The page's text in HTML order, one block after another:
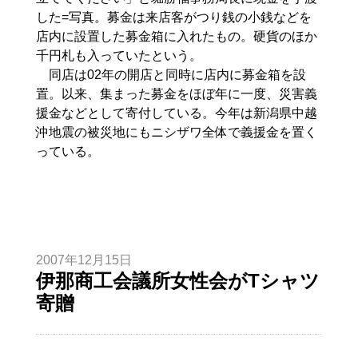
した=写真。募金は来店客がつり銭の小銭などを
店内に設置した募金箱に入れたもの。硬貨のほか
千円札も入っていたという。
同店は02年の開店と同時に店内に募金箱を設
置。以来、集まった募金をほぼ年に一度、災害義
援金などとして寄付している。今年は新潟県中越
沖地震の被災地にもニシザワ全体で義援金を置く
っている。
2007年12月15日
伊那商工会議所女性会がTシャツ
寄贈